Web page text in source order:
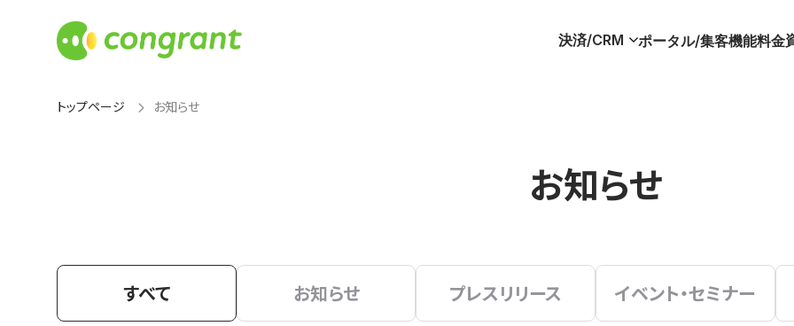
決済/CRM ポータル/集客機能料金
トップページ お知らせ
お知らせ
すべて お知らせ プレスリリース イベント・セミナー